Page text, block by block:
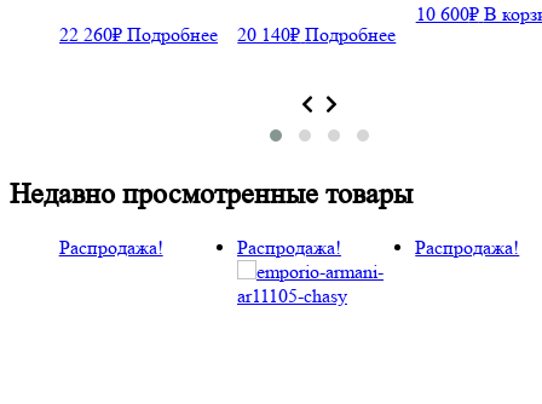
22 260₽ Подробнее 20 140₽ Подробнее
10 600₽ В
Недавно просмотренные товары
Распродажа! Распродажа! Распродажа!